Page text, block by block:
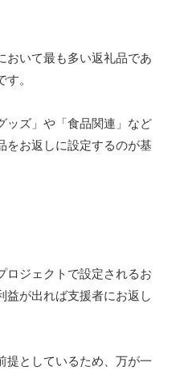
おいて最も多い返礼品であ
。
ッズ」や「食品関連」など
をお返しに設定するのが基
ロジェクトで設定されるお
益が出れば支援者にお返し
提としているため、万が一